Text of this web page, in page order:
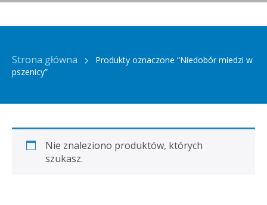
Strona główna
Produkty oznaczone “Niedobór miedzi w
pszenicy”
Nie znaleziono produktów, których
szukasz.